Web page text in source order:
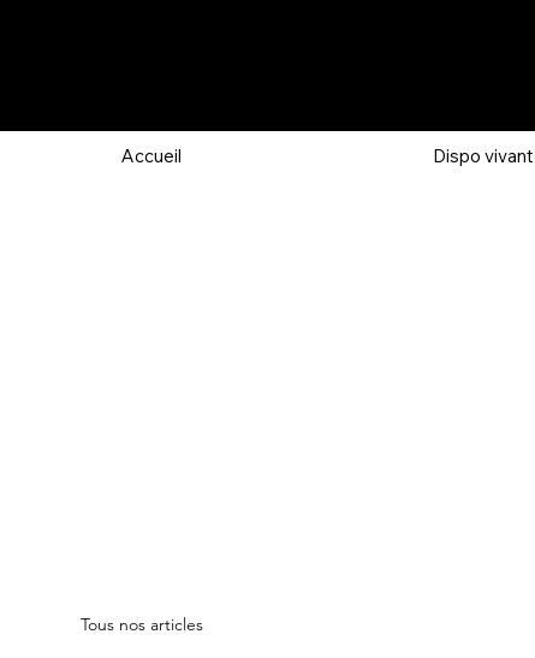
Accueil Dispo vivant
Tous nos articles